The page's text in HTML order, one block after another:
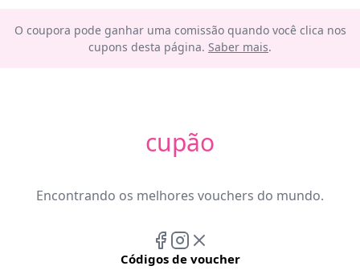
O coupora pode ganhar uma comissão quando você clica nos
cupons desta página. Saber mais.
cupão
Encontrando os melhores vouchers do mundo.
Códigos de voucher